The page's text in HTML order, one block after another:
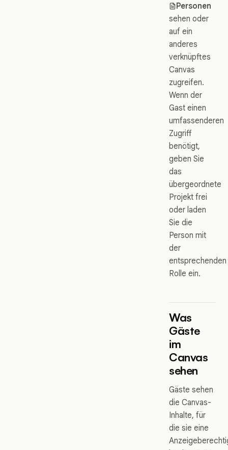
Personen
sehen oder
auf ein
anderes
verknüpftes
Canvas
zugreifen.
Wenn der
Gast einen
umfassenderen
Zugriff
benötigt,
geben Sie
das
übergeordnete
Projekt frei
oder laden
Sie die
Person mit
der
entsprechenden
Rolle ein.
Was
Gäste
im
Canvas
sehen
Gäste sehen
die Canvas-
Inhalte, für
die sie eine